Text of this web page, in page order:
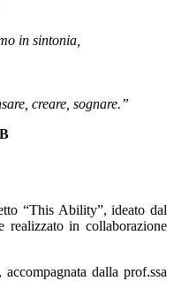
in sintonia,
creare, sognare.”
“This Ability”, ideato dal
in collaborazione
dalla prof.ssa